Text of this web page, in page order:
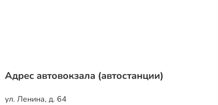
Адрес автовокзала (автостанции)
ул. Ленина, д. 64